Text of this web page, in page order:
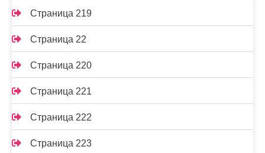
Страница 219
Страница 22
Страница 220
Страница 221
Страница 222
Страница 223